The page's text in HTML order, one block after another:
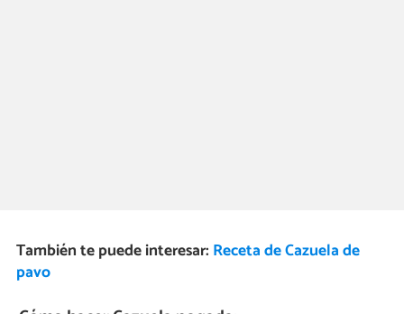
También te puede interesar: Receta de Cazuela de
pavo